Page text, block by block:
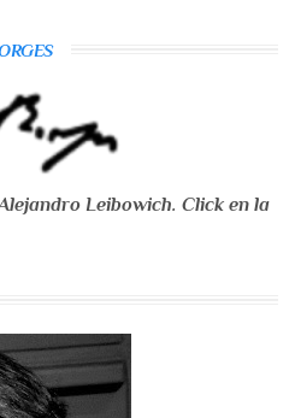
Leibowich. Click en la